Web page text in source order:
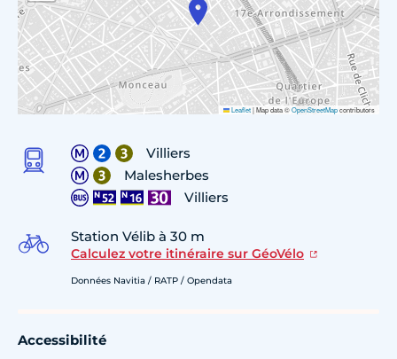
Leaflet|Map data ©OpenStreetMapcontributors
Villiers
Malesherbes
Villiers
Station Vélib à 30 m
Calculez votre itinéraire sur GéoVélo
Données Navitia / RATP / Opendata
Accessibilité